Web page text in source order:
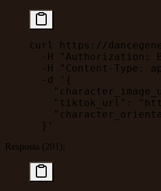
curl
https://
  -H
"Authorization:
  -H
"Content-Type:
  -d
'{
"tiktok_url":
  }'
Resposta (201):